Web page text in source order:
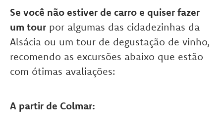
Se você não estiver de carro e quiser fazer
um tour por algumas das cidadezinhas da
Alsácia ou um tour de degustação de vinho,
recomendo as excursões abaixo que estão
com ótimas avaliações:
A partir de Colmar: